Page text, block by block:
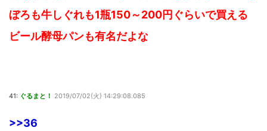
ぼろも牛しぐれも1瓶150～200円ぐらいで買える
ビール酵母パンも有名だよな
41: ぐるまと！ 2019/07/02(火) 14:29:08.085
>>36